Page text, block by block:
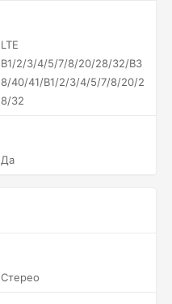
LTE
B1/2/3/4/5/7/8/20/28/32/B3
8/40/41/B1/2/3/4/5/7/8/20/2
8/32
Да
Стерео